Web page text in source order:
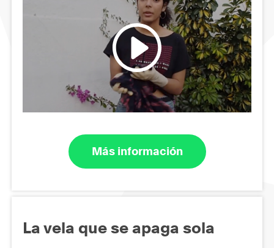
Más información
La vela que se apaga sola